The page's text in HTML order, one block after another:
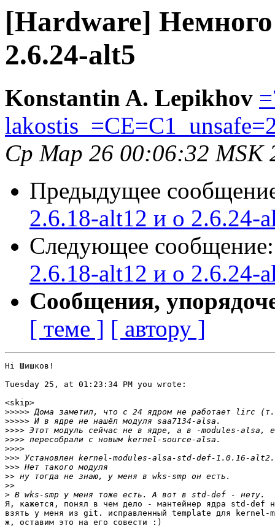
[Hardware] Немного
2.6.24-alt5
Konstantin A. Lepikhov
Ср Мар 26 00:06:32 MSK
Предыдущее
2.6.18-alt12 и о 2.6.24-
Следующее
2.6.18-alt12 и о 2.6.24-
Сообщения,
[ теме ] [ автору ]
Hi Шишков!
Tuesday 25, at 01:23:34 PM you wrote:
<skip>
>>>>>
>>>>>
>>>>
>>>>
>>>>
>>>
>>>
>>
>>
>
Я, кажется, понял в чем дело - мантейнер ядра std-def
взять у меня из git. исправленный template для kernel-
ж, оставим это на его совести :)